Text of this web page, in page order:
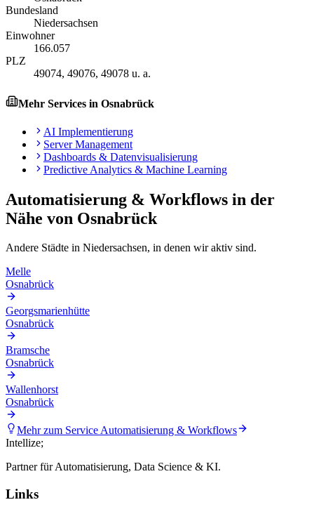
Bundesland
Niedersachsen
Einwohner
166.057
PLZ
49074, 49076, 49078 u. a.
Mehr Services in Osnabrück
AI Implementierung
Server Management
Dashboards & Datenvisualisierung
Predictive Analytics & Machine Learning
Automatisierung & Workflows in der
Nähe von Osnabrück
Andere Städte in Niedersachsen, in denen wir aktiv sind.
Melle
Osnabrück
Georgsmarienhütte
Osnabrück
Bramsche
Osnabrück
Wallenhorst
Osnabrück
Mehr zum ServiceAutomatisierung & Workflows
Intellize;
Partner für Automatisierung, Data Science & KI.
Links